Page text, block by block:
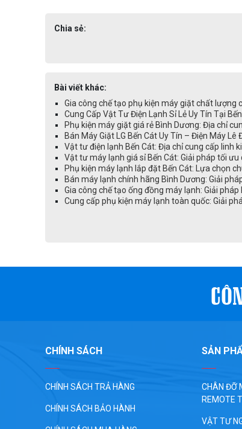
Chia sẻ:
Bài viết khác:
Gia công chế tạo phụ kiện máy giặt chất lượng
Cung Cấp Vật Tư Điện Lạnh Sỉ Lẻ Uy Tín Tại
Phụ kiện máy giặt giá rẻ Bình Dương: Địa chỉ
Bán Máy Giặt LG Bến Cát Uy Tín – Điện Máy
Vật tư điện lạnh Bến Cát: Địa chỉ cung cấp linh
Vật tư máy lạnh giá sỉ Bến Cát: Giải pháp tối
Phụ kiện máy lạnh lắp đặt Bến Cát: Lựa chọn
Bán máy lạnh chính hãng Bình Dương: Giải
Gia công chế tạo ống đồng máy lạnh: Giải
Cung cấp phụ kiện máy lạnh toàn quốc: Giải
CHÍNH SÁCH
CHÍNH SÁCH TRẢ HÀNG
CHÍNH SÁCH BẢO HÀNH
SẢN
CHÂN ĐỠ
REMOTE
VẬT TƯ